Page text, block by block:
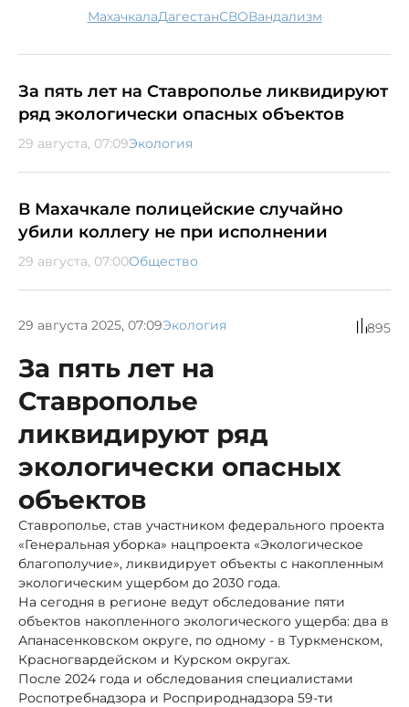
Махачкала Дагестан СВО вандализм
За пять лет на Ставрополье ликвидируют
ряд экологически опасных объектов
29 августа, 07:09Экология
В Махачкале полицейские случайно
убили коллегу не при исполнении
29 августа, 07:00Общество
29 августа 2025, 07:09Экология 895
За пять лет на
Ставрополье
ликвидируют ряд
экологически опасных
объектов
Ставрополье, став участником федерального проекта
«Генеральная уборка» нацпроекта «Экологическое
благополучие», ликвидирует объекты с накопленным
экологическим ущербом до 2030 года.
На сегодня в регионе ведут обследование пяти
объектов накопленного экологического ущерба: два в
Апанасенковском округе, по одному - в Туркменском,
Красногвардейском и Курском округах.
После 2024 года и обследования специалистами
Роспотребнадзора и Росприроднадзора 59-ти